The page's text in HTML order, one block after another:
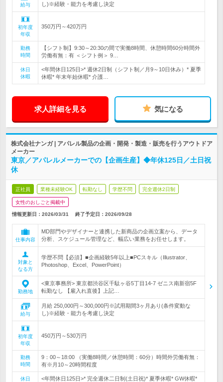
給与
し)※経験・能力を考慮し決定
初年度
年収
350万円～420万円
勤務
時間
【シフト制】9:30～20:30の間で実働8時間、休憩時間60分時間外
労働有無：有 ＜シフト例＞ 9…
休日
休暇
<年間休日125日>* 週休2日制（シフト制／月9～10日休み）* 夏季
休暇* 年末年始休暇* 介護…
求人詳細を見る 気になる
株式会社ナンガ | アパレル製品の企画・開発・製造・販売を行うアウトドア
メーカー
東京／アパレルメーカーでの【企画生産】◆年休125日／土日祝
休
正社員 業種未経験OK 転勤なし 学歴不問 完全週休2日制
女性のおしごと掲載中
情報更新日：2026/03/31 終了予定日： 2026/09/28
仕事内容
MD部門やデザイナーと連携した新商品の企画立案から、データ
分析、スケジュール管理など、幅広い業務をお任せします。
対象と
なる方
学歴不問【必須】■企画経験5年以上■PCスキル（Illustrator、
Photoshop、Excel、PowerPoint）
勤務地
<東京事務所> 東京都渋谷区千駄ヶ谷5丁目14-7 ゼニス南新宿5F
転勤なし 【雇入れ直後】上記…
給与
月給 250,000円～300,000円※試用期間3ヶ月あり(条件変動な
し)※経験・能力を考慮し決定
初年度
年収
450万円～530万円
勤務
時間
9：00～18:00 （実働8時間／休憩時間：60分）時間外労働有無：
有※月10～20時間程度
休日 <年間休日125日>* 完全週休二日制(土日祝)* 夏季休暇* GW休暇*